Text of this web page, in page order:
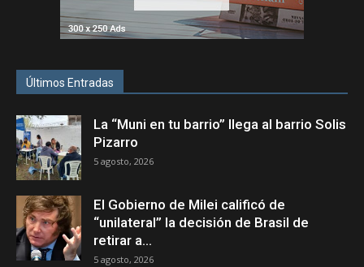
Últimos Entradas
La “Muni en tu barrio” llega al barrio Solis
Pizarro
5 agosto, 2026
El Gobierno de Milei calificó de
“unilateral” la decisión de Brasil de
retirar a...
5 agosto, 2026